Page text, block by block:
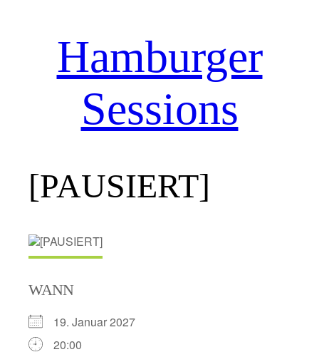
Hamburger
Sessions
[PAUSIERT]
WANN
19. Januar 2027
20:00